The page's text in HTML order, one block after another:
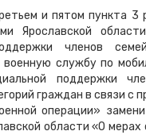
и пятом пункта 3
Ярославской
членов
военную службу по
поддержки
граждан в связи с
операции»
области «О мерах